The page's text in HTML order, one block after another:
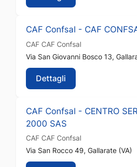
CAF Confsal - CAF
CAF CAF Confsal
Via San Giovanni Bosco 13,
Dettagli
CAF Confsal - CENTRO
2000 SAS
CAF CAF Confsal
Via San Rocco 49, Gallarate (VA)